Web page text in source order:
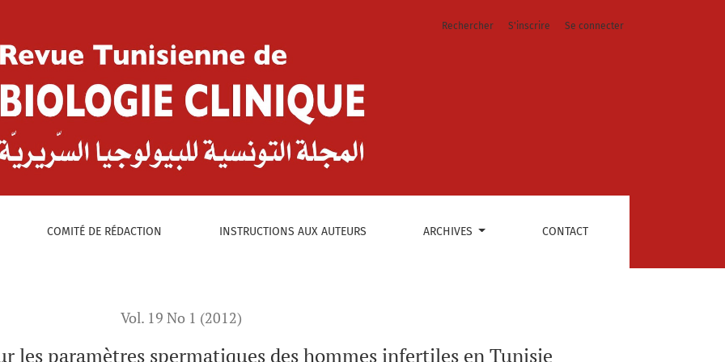
des hommes infertiles en Tunisie
COMITÉ DE RÉDACTION INSTRUCTIONS AUX AUTEURS ARCHIVES CONTACT
Rechercher S'inscrire Se connecter
Vol. 19 No 1 (2012)
les paramètres spermatiques des hommes infertiles en Tunisie